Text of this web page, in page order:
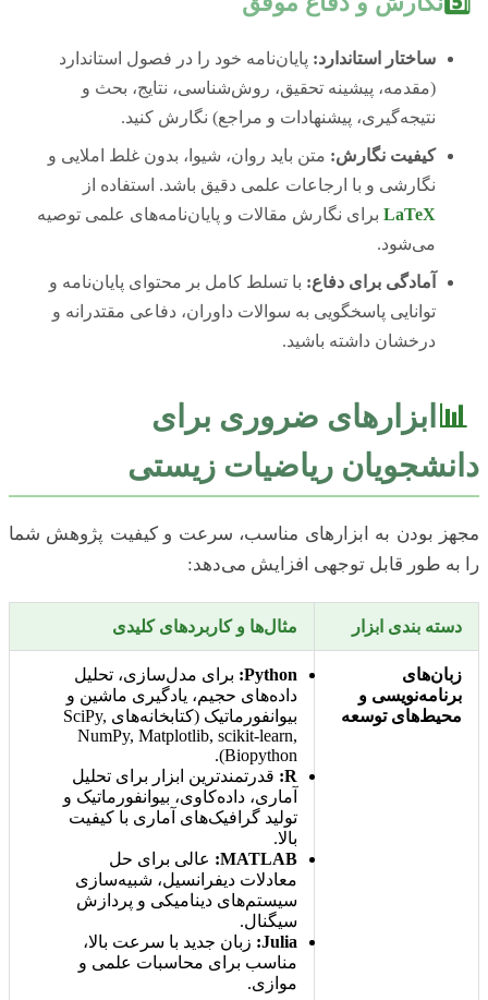
ساختار استاندارد: پایان‌نامه خود را در فصول استاندارد
(مقدمه، پیشینه تحقیق، روش‌شناسی، نتایج، بحث و
نتیجه‌گیری، پیشنهادات و مراجع) نگارش کنید.
کیفیت نگارش: متن باید روان، شیوا، بدون غلط املایی و
نگارشی و با ارجاعات علمی دقیق باشد. استفاده از
LaTeX برای نگارش مقالات و پایان‌نامه‌های علمی توصیه
می‌شود.
آمادگی برای دفاع: با تسلط کامل بر محتوای پایان‌نامه و
توانایی پاسخگویی به سوالات داوران، دفاعی مقتدرانه و
درخشان داشته باشید.
📊 ابزارهای ضروری برای
دانشجویان ریاضیات زیستی
مجهز بودن به ابزارهای مناسب، سرعت و کیفیت پژوهش شما
را به طور قابل توجهی افزایش می‌دهد:
دسته بندی ابزار مثال‌ها و کاربردهای کلیدی
زبان‌های
برنامه‌نویسی و
محیط‌های توسعه
Python: برای مدل‌سازی، تحلیل
داده‌های حجیم، یادگیری ماشین و
بیوانفورماتیک (کتابخانه‌های SciPy,
NumPy, Matplotlib, scikit-learn,
Biopython).
R: قدرتمندترین ابزار برای تحلیل
آماری، داده‌کاوی، بیوانفورماتیک و
تولید گرافیک‌های آماری با کیفیت
بالا.
MATLAB:
عالی برای حل
معادلات دیفرانسیل، شبیه‌سازی
سیستم‌های دینامیکی و پردازش
سیگنال.
Julia: زبان جدید با سرعت بالا،
مناسب برای محاسبات علمی و
موازی.